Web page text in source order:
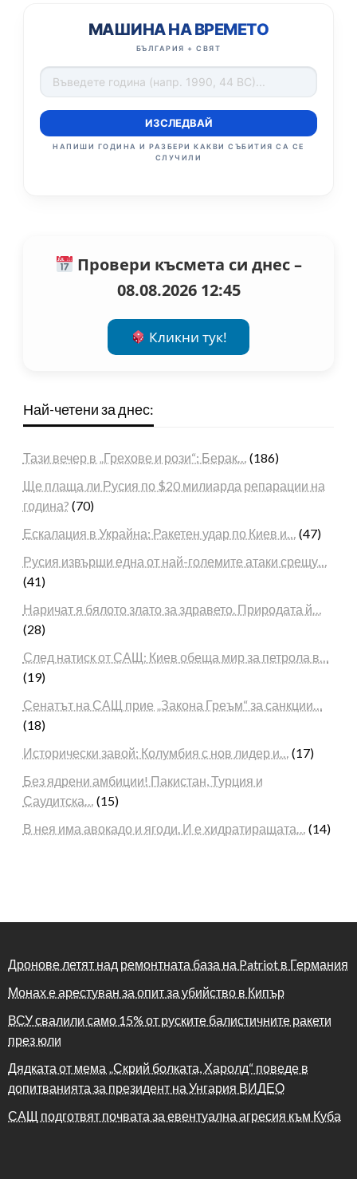
МАШИНА НА ВРЕМЕТО
БЪЛГАРИЯ + СВЯТ
ИЗСЛЕДВАЙ
НАПИШИ ГОДИНА И РАЗБЕРИ КАКВИ СЪБИТИЯ СА СЕ
СЛУЧИЛИ
Провери късмета си днес –
08.08.2026 12:45
Кликни тук!
Най-четени за днес:
Тази вечер в „Грехове и рози“: Берак… (186)
Ще плаща ли Русия по $20 милиарда репарации на
година? (70)
Ескалация в Украйна: Ракетен удар по Киев и… (47)
Русия извърши една от най-големите атаки срещу…
(41)
Наричат я бялото злато за здравето. Природата й…
(28)
След натиск от САЩ: Киев обеща мир за петрола в…
(19)
Сенатът на САЩ прие „Закона Греъм“ за санкции…
(18)
Исторически завой: Колумбия с нов лидер и… (17)
Без ядрени амбиции! Пакистан, Турция и
Саудитска… (15)
В нея има авокадо и ягоди. И е хидратиращата… (14)
Дронове летят над ремонтната база на Patriot в Германия
Монах е арестуван за опит за убийство в Кипър
ВСУ свалили само 15% от руските балистичните ракети
през юли
Дядката от мема „Скрий болката, Харолд“ поведе в
допитванията за президент на Унгария ВИДЕО
САЩ подготвят почвата за евентуална агресия към Куба